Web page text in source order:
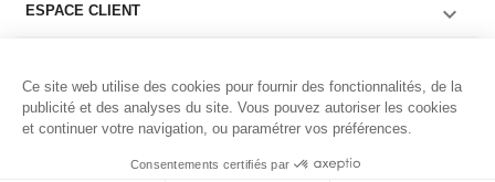
ESPACE CLIENT 
COLLECTIONS HOMME 
Ce site web utilise des cookies pour fournir des fonctionnalités, de la
publicité et des analyses du site. Vous pouvez autoriser les cookies
et continuer votre navigation, ou paramétrer vos préférences.
Consentements certifiés par